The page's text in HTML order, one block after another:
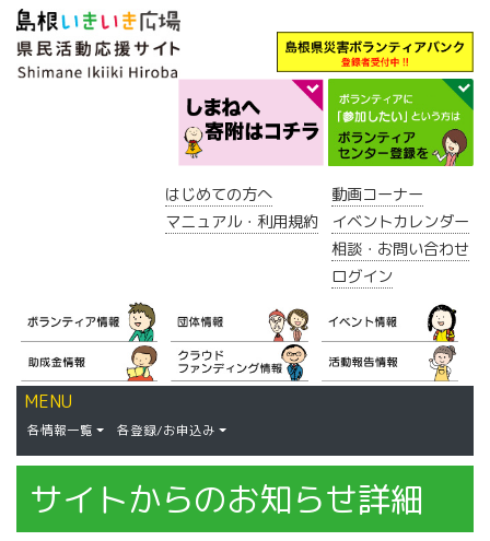
はじめての方へ
マニュアル・利用規約
動画コーナー
イベントカレンダー
相談・お問い合わせ
ログイン
MENU
各情報一覧 各登録/お申込み
サイトからのお知らせ詳細